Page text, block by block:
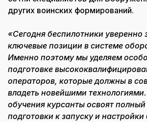
других воинских формирований.
«Сегодня беспилотники
ключевые позиции в системе
Именно поэтому мы уделяем
подготовке
операторов, которые должны в
владеть новейшими
обучения курсанты освоят полный
подготовки к запуску и настройки